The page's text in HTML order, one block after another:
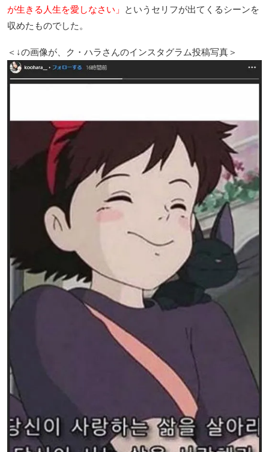
が生きる人生を愛しなさい」
というセリフが出てくるシーンを
収めたものでした。
＜↓の画像が、ク・ハラさんのインスタグラム投稿写真＞